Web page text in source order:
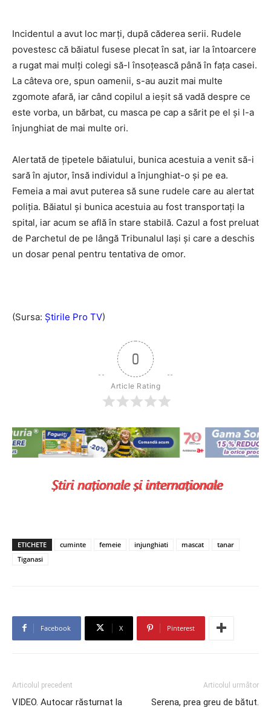
Incidentul a avut loc marţi, după căderea serii. Rudele
povestesc că băiatul fusese plecat în sat, iar la întoarcere
a rugat mai mulţi colegi să-l însoţească până în faţa casei.
La câteva ore, spun oamenii, s-au auzit mai multe
zgomote afară, iar când copilul a ieşit să vadă despre ce
este vorba, un bărbat, cu masca pe cap a sărit pe el şi l-a
înjunghiat de mai multe ori.
Alertată de ţipetele băiatului, bunica acestuia a venit să-i
sară în ajutor, însă individul a înjunghiat-o şi pe ea.
Femeia a mai avut puterea să sune rudele care au alertat
poliţia. Băiatul şi bunica acestuia au fost transportaţi la
spital, iar acum se află în stare stabilă. Cazul a fost preluat
de Parchetul de pe lângă Tribunalul Iaşi şi care a deschis
un dosar penal pentru tentativa de omor.
(Sursa: Ştirile Pro TV)
0
Article Rating
ETICHETE cuminte femeie injunghiati mascat
tanar
Tiganasi
Facebook X Pinterest
Articolul precedent
VIDEO. Autocar răsturnat la
Articolul următor
Serena, prea greu de bătut.